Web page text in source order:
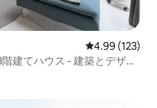
レビュー123
4.99 (123)
建てハウス - 建築とデザイ